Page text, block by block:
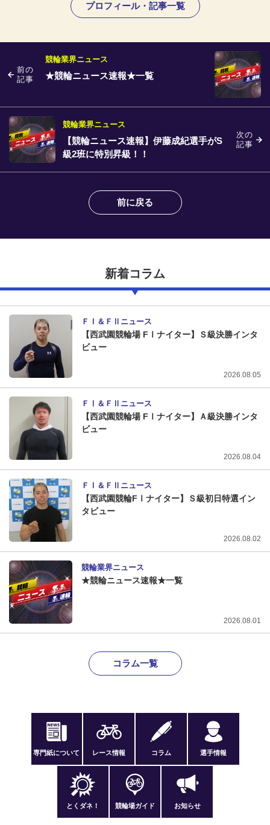
プロフィール・記事一覧
前の
記事
競輪業界ニュース
★競輪ニュース速報★一覧
次の
記事
競輪業界ニュース
【競輪ニュース速報】伊藤成紀選手がS
級2班に特別昇級！！
前に戻る
新着コラム
ＦⅠ＆ＦⅡニュース
【西武園競輪場 FⅠナイター】Ｓ級決勝インタ
ビュー
2026.08.05
ＦⅠ＆ＦⅡニュース
【西武園競輪場 FⅠナイター】Ａ級決勝インタ
ビュー
2026.08.04
ＦⅠ＆ＦⅡニュース
【西武園競輪FⅠナイター】Ｓ級初日特選イン
タビュー
2026.08.02
競輪業界ニュース
★競輪ニュース速報★一覧
2026.08.01
コラム一覧
専門紙について レース情報 コラム 選手情報
とくダネ！ 競輪場ガイド お知らせ